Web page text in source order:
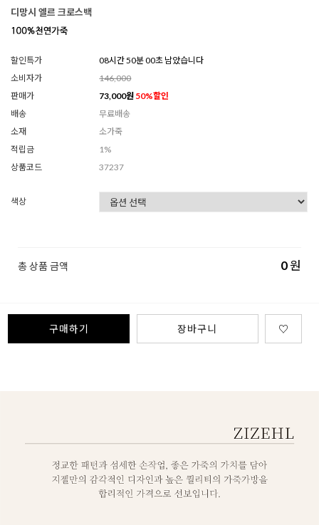
디망시 엘르 크로스백
할인특가
08시간 49분 56초 남았습니다
소비자가
146,000
판매가
73,000원 50%할인
배송
무료배송
소재
소가죽
적립금
1%
상품코드
37237
색상
총 상품 금액 0원
구매하기 장바구니 ♡